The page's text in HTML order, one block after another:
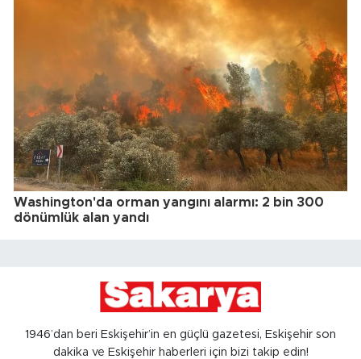
Washington'da orman yangını alarmı: 2 bin 300
dönümlük alan yandı
1946’dan beri Eskişehir’in en güçlü gazetesi, Eskişehir son
dakika ve Eskişehir haberleri için bizi takip edin!